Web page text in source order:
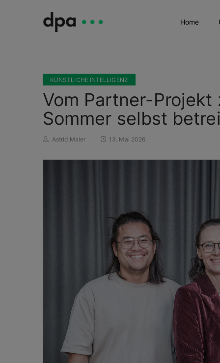
Home
KÜNSTLICHE INTELLIGENZ
Vom Partner-Projekt
Sommer selbst
Astrid Maier 13. Mai 2026